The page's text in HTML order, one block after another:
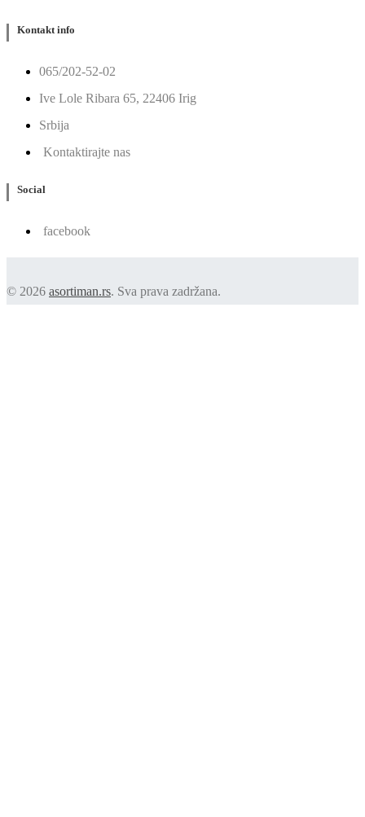
Kontakt info
065/202-52-02
Ive Lole Ribara 65, 22406 Irig
Srbija
Kontaktirajte nas
Social
facebook
© 2026 asortiman.rs. Sva prava zadržana.